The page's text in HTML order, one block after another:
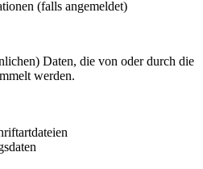
(falls angemeldet)
Daten, die von oder durch die
werden.